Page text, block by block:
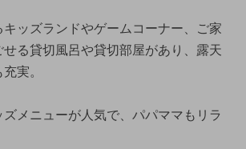
ッズランドやゲームコーナー、ご家
る貸切風呂や貸切部屋があり、露天
実。
メニューが人気で、パパママもリラ